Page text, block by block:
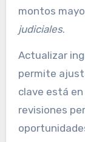
montos
judiciales.
Actualizar
permite
clave está
revisiones